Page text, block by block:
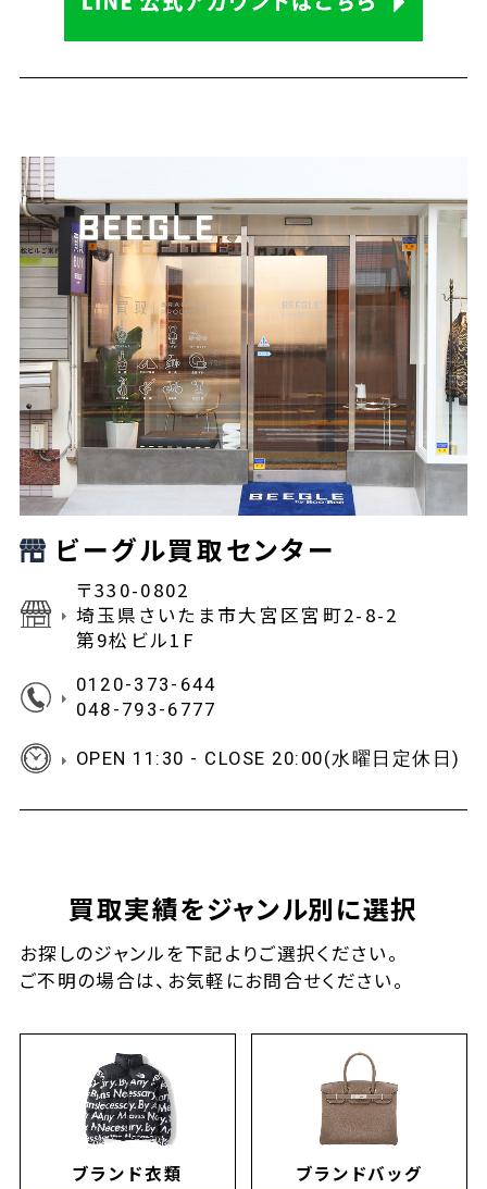
ビーグル買取センター
〒330-0802
埼玉県さいたま市大宮区宮町2-8-2
第9松ビル1F
0120-373-644
048-793-6777
OPEN 11:30 - CLOSE 20:00(水曜日定休日)
買取実績をジャンル別に選択
お探しのジャンルを下記よりご選択ください。
ご不明の場合は、お気軽にお問合せください。
ブランド衣類 ブランドバッグ